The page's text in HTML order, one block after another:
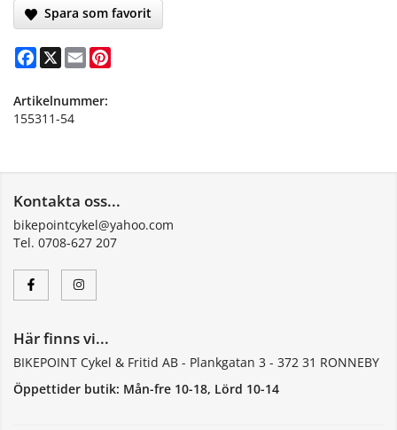
Spara som favorit
Facebook
X Email
Artikelnummer:
155311-54
Kontakta oss...
bikepointcykel@yahoo.com
Tel. 0708-627 207
Här finns vi...
BIKEPOINT Cykel & Fritid AB - Plankgatan 3 - 372 31 RONNEBY
Öppettider butik: Mån-fre 10-18, Lörd 10-14